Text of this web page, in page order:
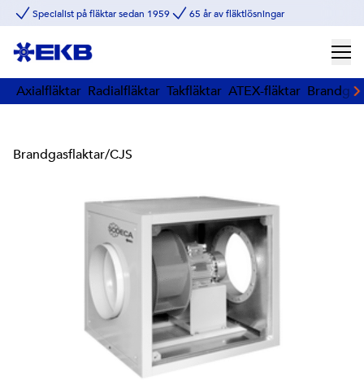
Specialist på fläktar sedan 1959 65 år av fläktlösningar
Axialfläktar Radialfläktar Takfläktar ATEX-fläktar
Brandgasflaktar/CJS